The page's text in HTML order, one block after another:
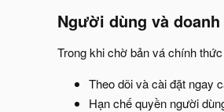
Người dùng và
Trong khi chờ bản vá chính
Theo dõi và cài đặt ngay
Hạn chế quyền người